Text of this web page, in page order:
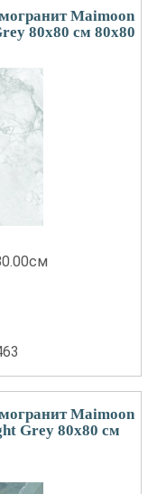
Maimoon
80х80 см 80x80
Maimoon
Grey 80х80 см